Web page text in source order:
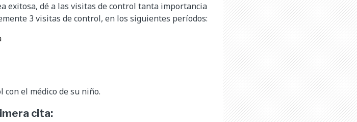
exitosa, dé a las visitas de control tanta importancia
3 visitas de control, en los siguientes períodos:
el médico de su niño.
cita: